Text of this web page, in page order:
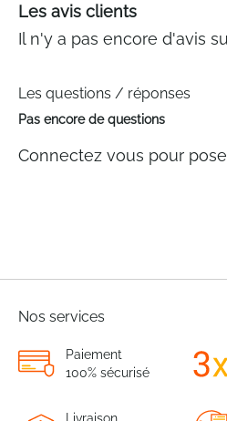
Les avis clients
Il n'y a pas encore d'avis
Les questions / réponses
Pas encore de questions
Connectez vous pour
Nos services
Paiement
100% sécurisé
Livraison